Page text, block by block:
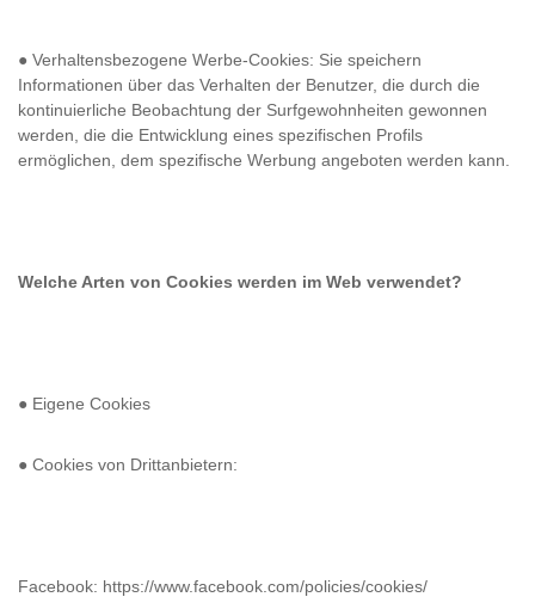
● Verhaltensbezogene Werbe-Cookies: Sie speichern
Informationen über das Verhalten der Benutzer, die durch die
kontinuierliche Beobachtung der Surfgewohnheiten gewonnen
werden, die die Entwicklung eines spezifischen Profils
ermöglichen, dem spezifische Werbung angeboten werden kann.
Welche Arten von Cookies werden im Web verwendet?
● Eigene Cookies
● Cookies von Drittanbietern:
Facebook: https://www.facebook.com/policies/cookies/